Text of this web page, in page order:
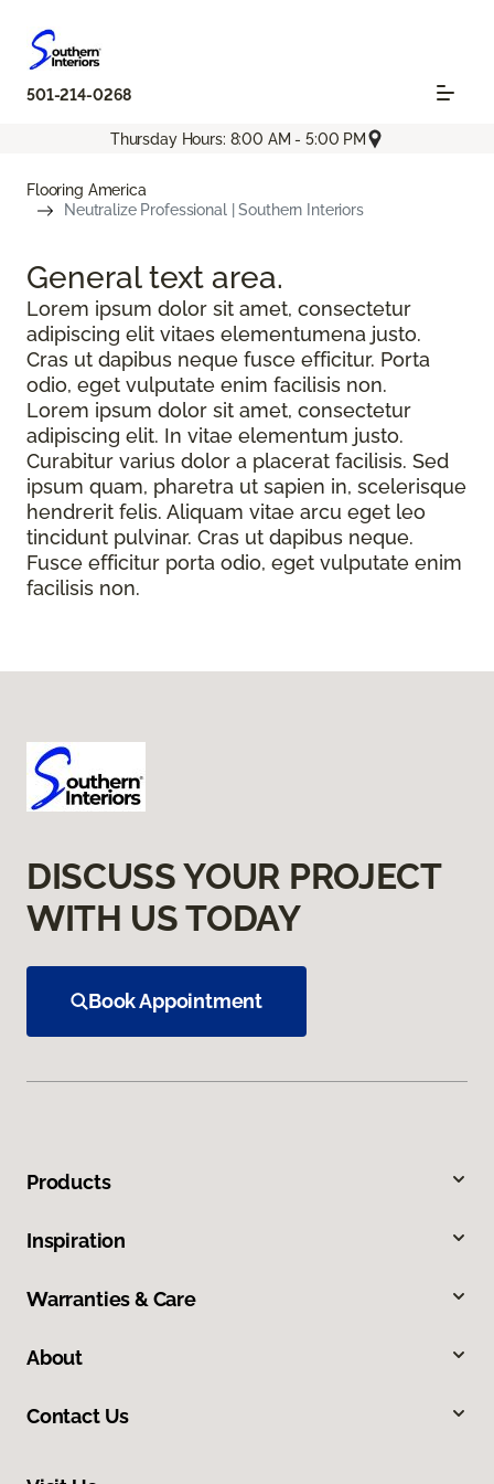
501-214-0268
Thursday Hours: 8:00 AM - 5:00 PM
Flooring America
Neutralize Professional | Southern Interiors
General text area.
Lorem ipsum dolor sit amet, consectetur
adipiscing elit vitaes elementumena justo.
Cras ut dapibus neque fusce efficitur. Porta
odio, eget vulputate enim facilisis non.
Lorem ipsum dolor sit amet, consectetur
adipiscing elit. In vitae elementum justo.
Curabitur varius dolor a placerat facilisis. Sed
ipsum quam, pharetra ut sapien in, scelerisque
hendrerit felis. Aliquam vitae arcu eget leo
tincidunt pulvinar. Cras ut dapibus neque.
Fusce efficitur porta odio, eget vulputate enim
facilisis non.
DISCUSS YOUR PROJECT
WITH US TODAY
Book Appointment
Products
Inspiration
Warranties & Care
About
Contact Us